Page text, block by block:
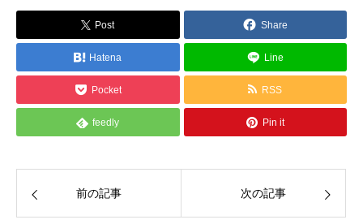
Post Share
Hatena Line
Pocket RSS
feedly Pin it
前の記事 次の記事